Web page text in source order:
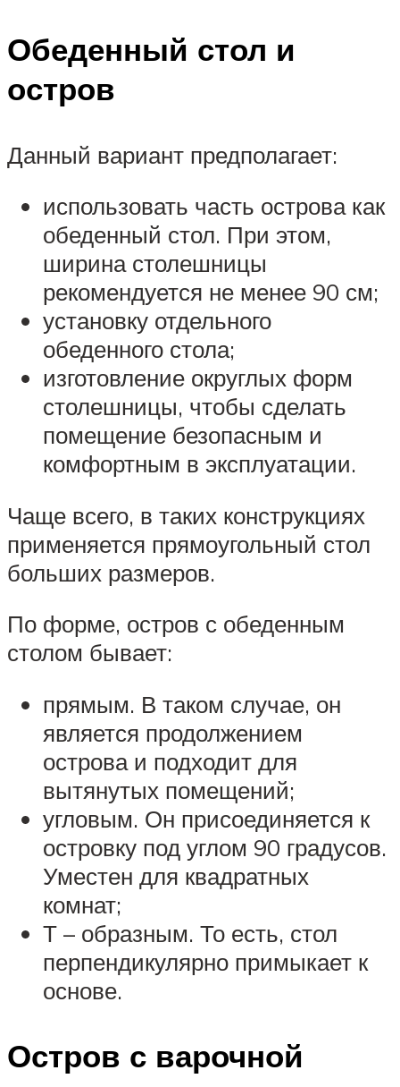
Обеденный стол и
остров
Данный вариант предполагает:
использовать часть острова как
обеденный стол. При этом,
ширина столешницы
рекомендуется не менее 90 см;
установку отдельного
обеденного стола;
изготовление округлых форм
столешницы, чтобы сделать
помещение безопасным и
комфортным в эксплуатации.
Чаще всего, в таких конструкциях
применяется прямоугольный стол
больших размеров.
По форме, остров с обеденным
столом бывает:
прямым. В таком случае, он
является продолжением
острова и подходит для
вытянутых помещений;
угловым. Он присоединяется к
островку под углом 90 градусов.
Уместен для квадратных
комнат;
Т – образным. То есть, стол
перпендикулярно примыкает к
основе.
Остров с варочной